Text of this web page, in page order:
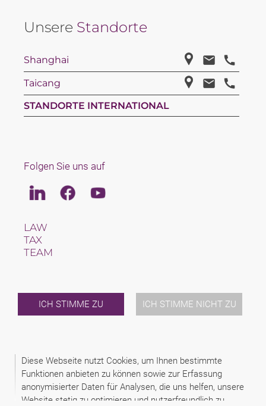
Diese Webseite nutzt Cookies, um Ihnen bestimmte
Funktionen anbieten zu können sowie zur Erfassung
anonymisierter Daten für Analysen, die uns helfen, unsere
Website stetig zu optimieren und nutzerfreundlich zu
ICH STIMME ZU ICH STIMME NICHT ZU
Unsere Standorte
Shanghai
Taicang
STANDORTE INTERNATIONAL
Folgen Sie uns auf
LinkedinFacebookYoutube
LAW
TAX
TEAM
NEWS & JUSFUL
VERANSTALTUNGEN
2026 (C) SCHINDHELM RECHTSANWALTSGESELLSCHAFT MBH
DISCLAIMER
DATENSCHUTZERKLÄRUNG
IMPRESSUM